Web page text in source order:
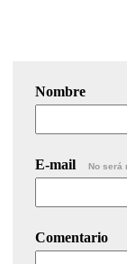
Nombre
E-mail No será
Comentario